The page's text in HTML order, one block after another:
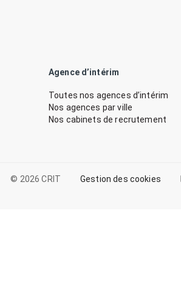
Agence d’intérim
Toutes nos agences d’intérim
Nos agences par ville
Nos cabinets de recrutement
© 2026 CRIT Gestion des cookies